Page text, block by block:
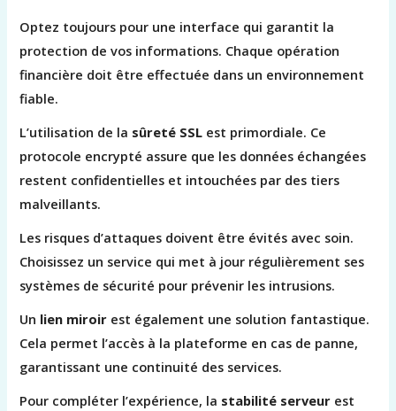
Optez toujours pour une interface qui garantit la
protection de vos informations. Chaque opération
financière doit être effectuée dans un environnement
fiable.
L’utilisation de la sûreté SSL est primordiale. Ce
protocole encrypté assure que les données échangées
restent confidentielles et intouchées par des tiers
malveillants.
Les risques d’attaques doivent être évités avec soin.
Choisissez un service qui met à jour régulièrement ses
systèmes de sécurité pour prévenir les intrusions.
Un lien miroir est également une solution fantastique.
Cela permet l’accès à la plateforme en cas de panne,
garantissant une continuité des services.
Pour compléter l’expérience, la stabilité serveur est